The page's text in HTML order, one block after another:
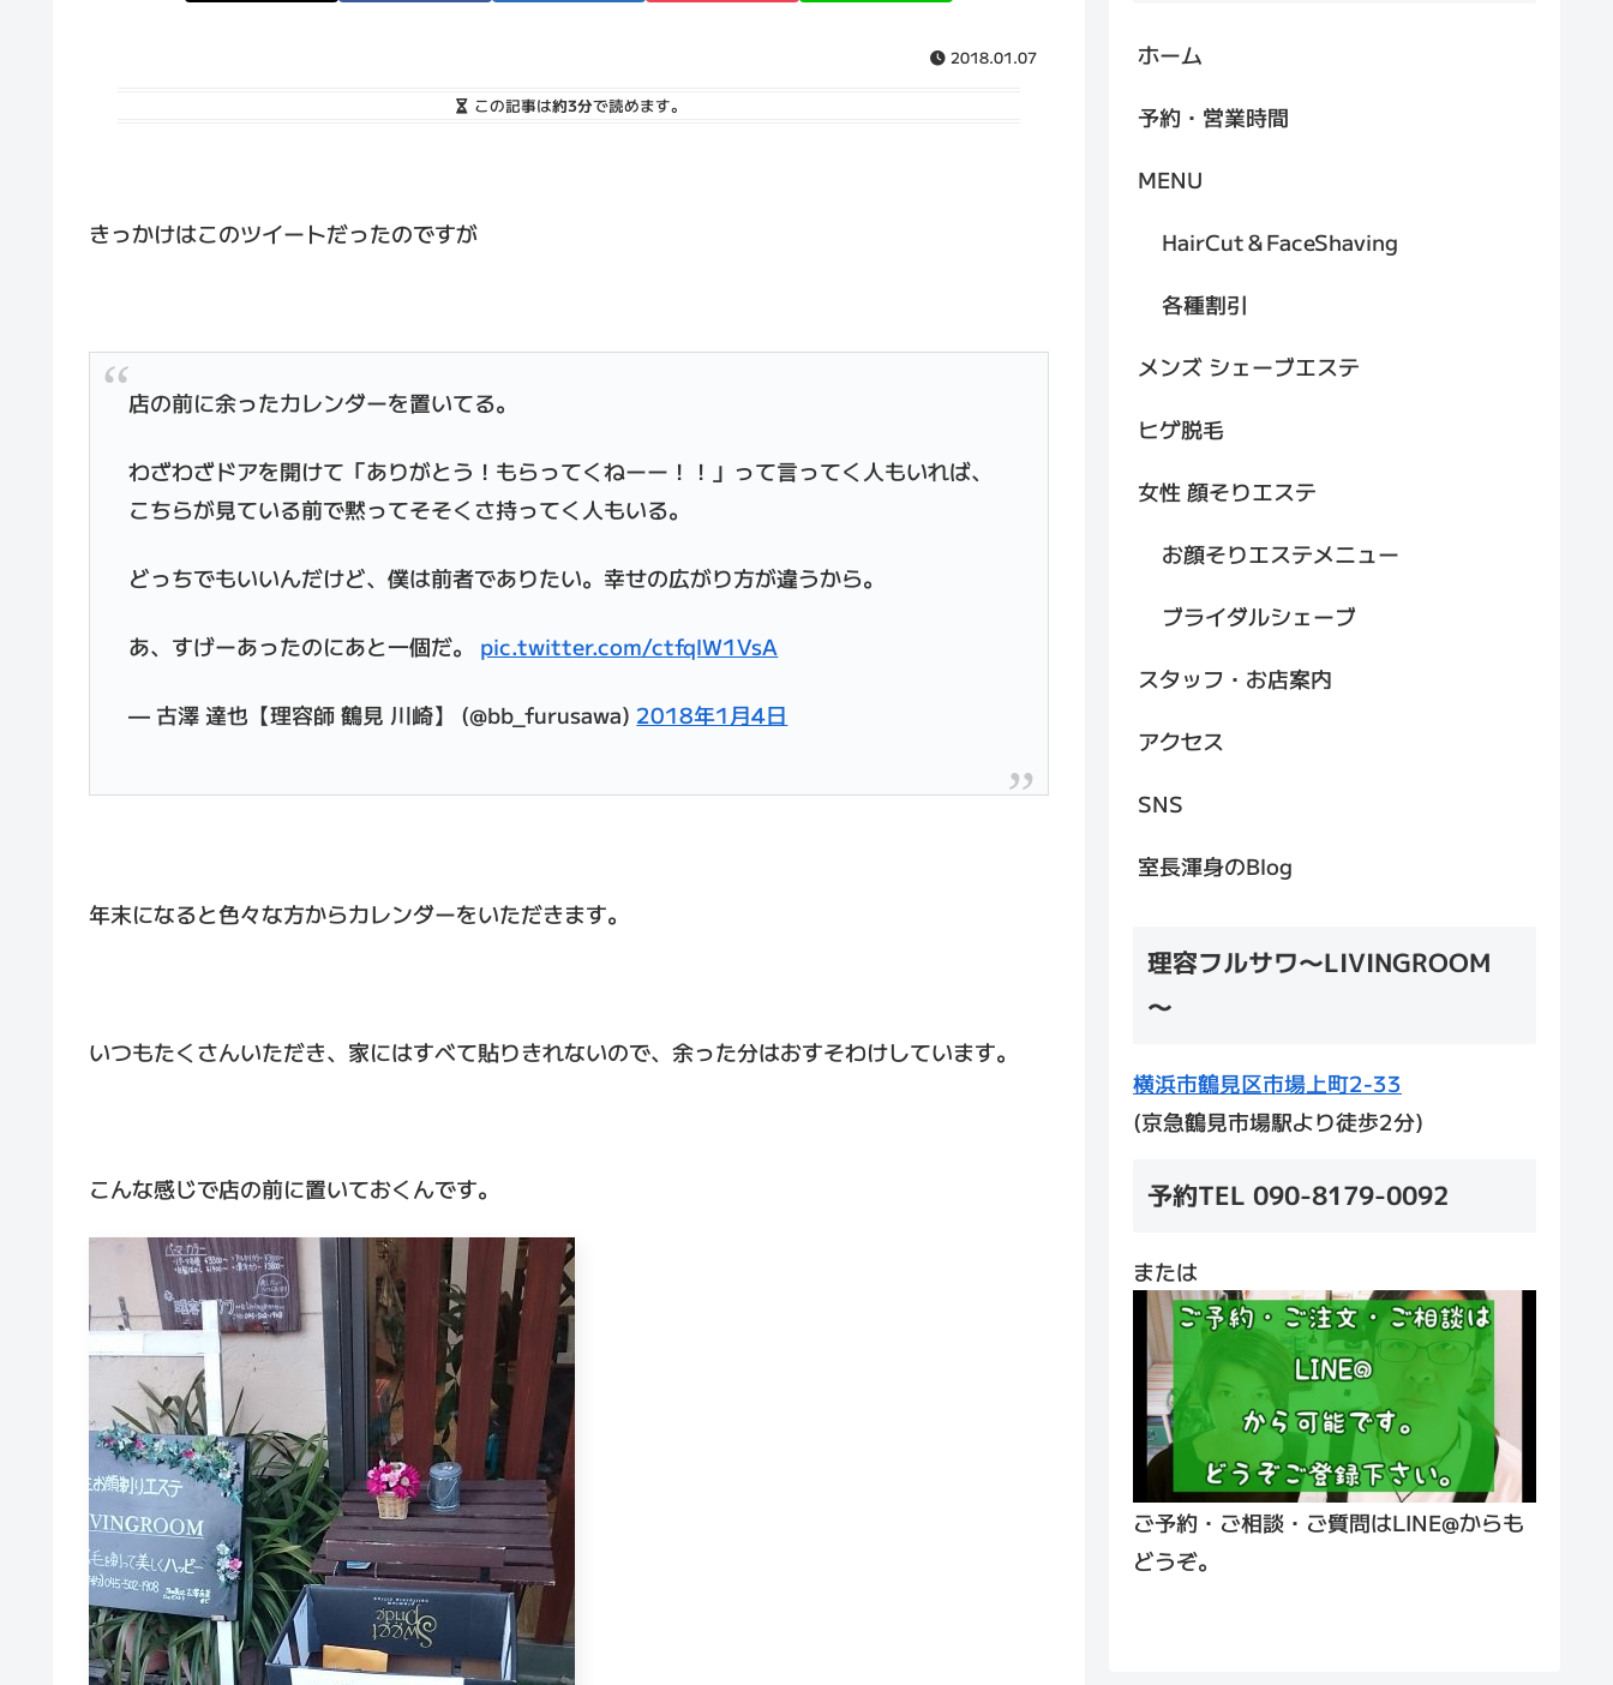
2018.01.07
この記事は約3分で読めます。
きっかけはこのツイートだったのですが
店の前に余ったカレンダーを置いてる。
わざわざドアを開けて「ありがとう！もらってくねーー！！」って言ってく人もいれば、
こちらが見ている前で黙ってそそくさ持ってく人もいる。
どっちでもいいんだけど、僕は前者でありたい。幸せの広がり方が違うから。
あ、すげーあったのにあと一個だ。 pic.twitter.com/ctfqlW1VsA
— 古澤 達也【理容師 鶴見 川崎】 (@bb_furusawa) 2018年1月4日
年末になると色々な方からカレンダーをいただきます。
いつもたくさんいただき、家にはすべて貼りきれないので、余った分はおすそわけしています。
こんな感じで店の前に置いておくんです。
ホーム
予約・営業時間
MENU
HairCut＆FaceShaving
各種割引
メンズ シェーブエステ
ヒゲ脱毛
女性 顔そりエステ
お顔そりエステメニュー
ブライダルシェーブ
スタッフ・お店案内
アクセス
SNS
室長渾身のBlog
理容フルサワ～LIVINGROOM
～
横浜市鶴見区市場上町2-33
(京急鶴見市場駅より徒歩2分)
予約TEL 090-8179-0092
または
ご予約・ご相談・ご質問はLINE@からも
どうぞ。